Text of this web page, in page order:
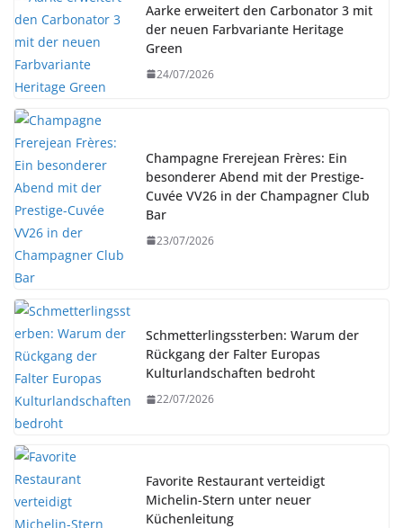
Aarke erweitert den Carbonator 3 mit
der neuen Farbvariante Heritage
Green
24/07/2026
Champagne Frerejean Frères: Ein
besonderer Abend mit der Prestige-
Cuvée VV26 in der Champagner Club
Bar
23/07/2026
Schmetterlingssterben: Warum der
Rückgang der Falter Europas
Kulturlandschaften bedroht
22/07/2026
Favorite Restaurant verteidigt
Michelin-Stern unter neuer
Küchenleitung